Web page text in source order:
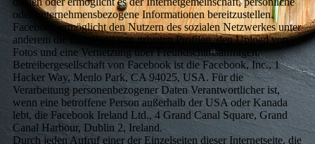
oder unternehmensbezogene Informationen bereitzustellen.
Facebook ermöglicht den Nutzern des sozialen Netzwerkes unter
anderem die Erstellung von privaten Profilen, den Upload von
Fotos und eine Vernetzung über Freundschaftsanfragen.
Betreibergesellschaft von Facebook ist die Facebook, Inc., 1
Hacker Way, Menlo Park, CA 94025, USA. Für die
Verarbeitung personenbezogener Daten Verantwortlicher ist,
wenn eine betroffene Person außerhalb der USA oder Kanada
lebt, die Facebook Ireland Ltd., 4 Grand Canal Square, Grand
Canal Harbour, Dublin 2, Ireland.
Durch jeden Aufruf einer der Einzelseiten dieser Internetseite, die